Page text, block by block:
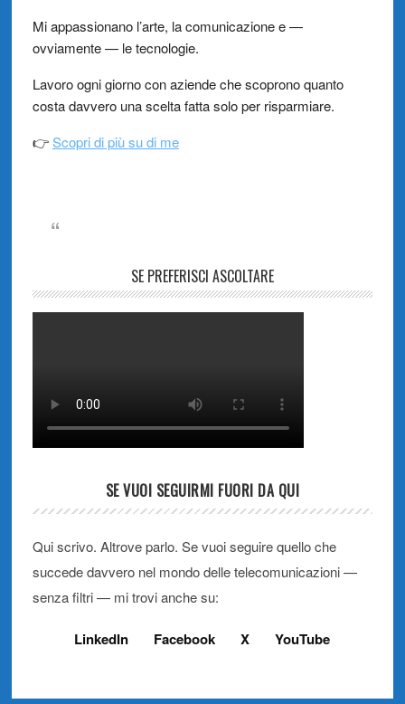
Mi appassionano l’arte, la comunicazione e —
ovviamente — le tecnologie.
Lavoro ogni giorno con aziende che scoprono quanto
costa davvero una scelta fatta solo per risparmiare.
👉Scopri di più su di me
SE PREFERISCI ASCOLTARE
SE VUOI SEGUIRMI FUORI DA QUI
Qui scrivo. Altrove parlo. Se vuoi seguire quello che
succede davvero nel mondo delle telecomunicazioni —
senza filtri — mi trovi anche su:
LinkedIn Facebook X YouTube